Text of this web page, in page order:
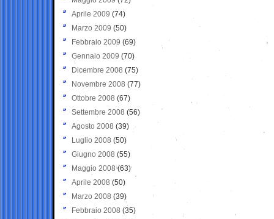
Aprile 2009 (74)
Marzo 2009 (50)
Febbraio 2009 (69)
Gennaio 2009 (70)
Dicembre 2008 (75)
Novembre 2008 (77)
Ottobre 2008 (67)
Settembre 2008 (56)
Agosto 2008 (39)
Luglio 2008 (50)
Giugno 2008 (55)
Maggio 2008(63)
Aprile 2008 (50)
Marzo 2008 (39)
Febbraio 2008 (35)